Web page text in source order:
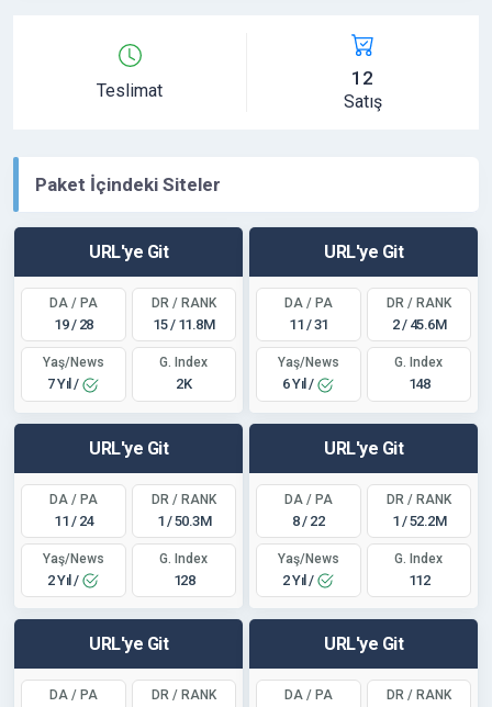
https://asayisberkemal.com - sosyal medyada 1
milyondan fazla kiteleye sahiptir.
https://anlamine.com - Yeni açtığımız sözlük sitesidir.
Teslimat
12
Satış
Paket İçindeki Siteler
URL'ye Git
DA / PA
19 / 28
DR / RANK
15 / 11.8M
Yaş/News
7 Yıl /
G. Index
2K
URL'ye Git
DA / PA
11 / 31
DR / RANK
2 / 45.6M
Yaş/News
6 Yıl /
G. Index
148
URL'ye Git
DA / PA
11 / 24
DR / RANK
1 / 50.3M
Yaş/News
2 Yıl /
G. Index
128
URL'ye Git
DA / PA
8 / 22
DR / RANK
1 / 52.2M
Yaş/News
2 Yıl /
G. Index
112
URL'ye Git
DA / PA DR / RANK
URL'ye Git
DA / PA DR / RANK